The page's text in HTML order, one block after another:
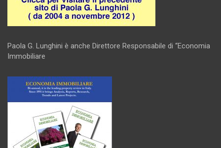
Paola G. Lunghini è anche Direttore Responsabile di “Economia
Immobiliare